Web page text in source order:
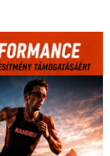
kickbox(204)
(168) magyar
(153)Opel
(142)rio
szabadidősport
(155)utazás
(129)vitorlázás
életmód(416)